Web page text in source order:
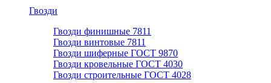
Гвозди
Гвозди финишные 7811
Гвозди винтовые 7811
Гвозди шиферные ГОСТ 9870
Гвозди кровельные ГОСТ 4030
Гвозди строительные ГОСТ 4028